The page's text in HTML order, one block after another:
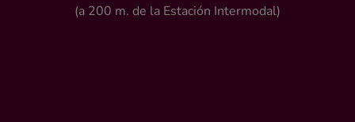
(a 200 m. de la Estación Intermodal)